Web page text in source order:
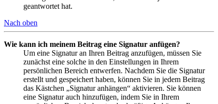
geantwortet hat.
Nach oben
Wie kann ich meinem Beitrag eine Signatur anfügen?
Um eine Signatur an Ihren Beitrag anzufügen, müssen Sie
zunächst eine solche in den Einstellungen in Ihrem
persönlichen Bereich entwerfen. Nachdem Sie die Signatur
erstellt und gespeichert haben, können Sie in jedem Beitrag
das Kästchen „Signatur anhängen“ aktivieren. Sie können
eine Signatur auch hinzufügen, indem Sie in Ihrem